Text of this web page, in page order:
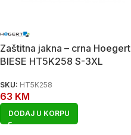
Zaštitna jakna – crna Hoegert
BIESE HT5K258 S-3XL
SKU: HT5K258
63 KM
DODAJ U KORPU